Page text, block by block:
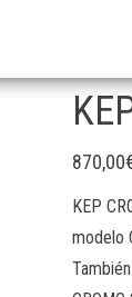
870,00
KEP
modelo